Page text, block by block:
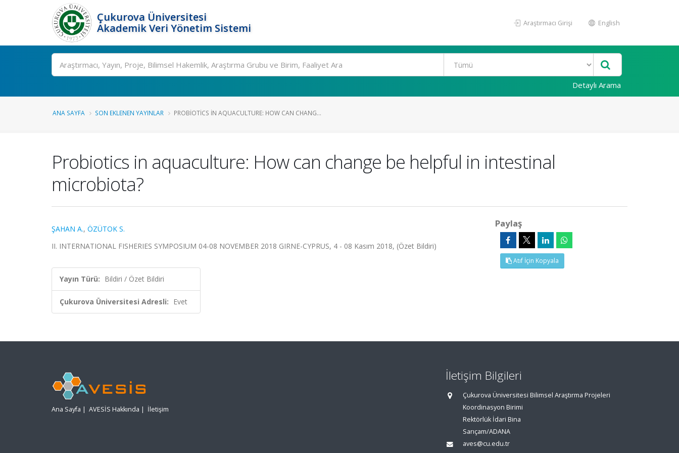
Çukurova Üniversitesi
Akademik Veri Yönetim Sistemi
Araştırmacı Girişi English
Ara
Detaylı Arama
ANA SAYFA SON EKLENEN YAYINLAR PROBIOTICS IN AQUACULTURE: HOW CAN CHANG...
Probiotics in aquaculture: How can change be helpful in intestinal
microbiota?
ŞAHAN A., ÖZÜTOK S.
II. INTERNATIONAL FISHERIES SYMPOSIUM 04-08 NOVEMBER 2018 GIRNE-CYPRUS, 4 - 08 Kasım 2018, (Özet Bildiri)
Yayın Türü: Bildiri / Özet Bildiri
Çukurova Üniversitesi Adresli: Evet
Paylaş
Atıf İçin Kopyala
Ana Sayfa | AVESİS Hakkında | İletişim
İletişim Bilgileri
Çukurova Üniversitesi Bilimsel Araştırma Projeleri
Koordinasyon Birimi
Rektörlük İdari Bina
Sarıçam/ADANA
aves@cu.edu.tr